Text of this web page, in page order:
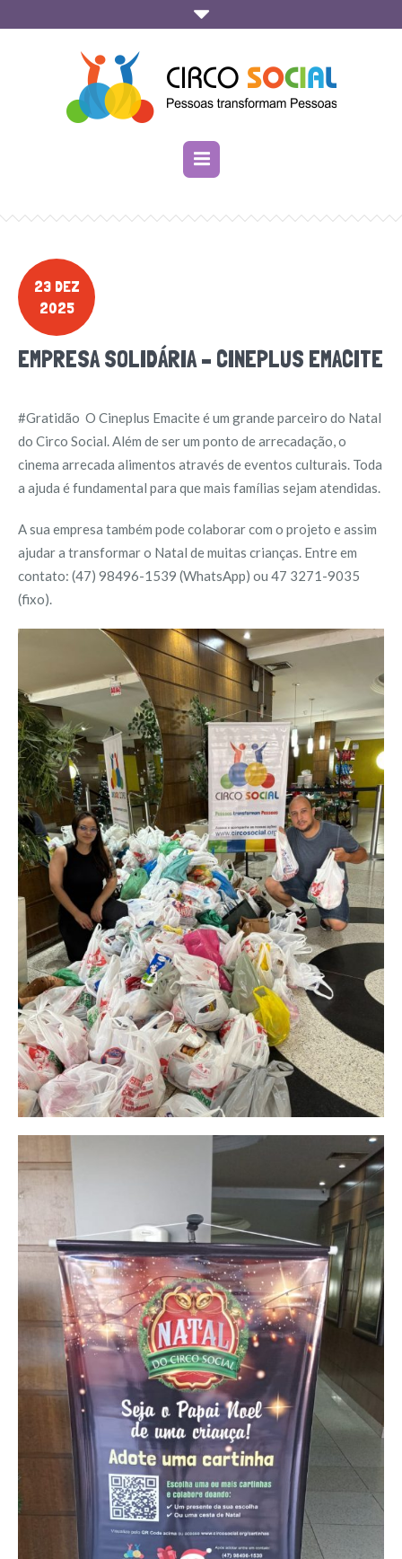
23 DEZ
2025
EMPRESA SOLIDÁRIA – CINEPLUS EMACITE
#Gratidão O Cineplus Emacite é um grande parceiro do Natal
do Circo Social. Além de ser um ponto de arrecadação, o
cinema arrecada alimentos através de eventos culturais. Toda
a ajuda é fundamental para que mais famílias sejam atendidas.
A sua empresa também pode colaborar com o projeto e assim
ajudar a transformar o Natal de muitas crianças. Entre em
contato: (47) 98496-1539 (WhatsApp) ou 47 3271-9035
(fixo).